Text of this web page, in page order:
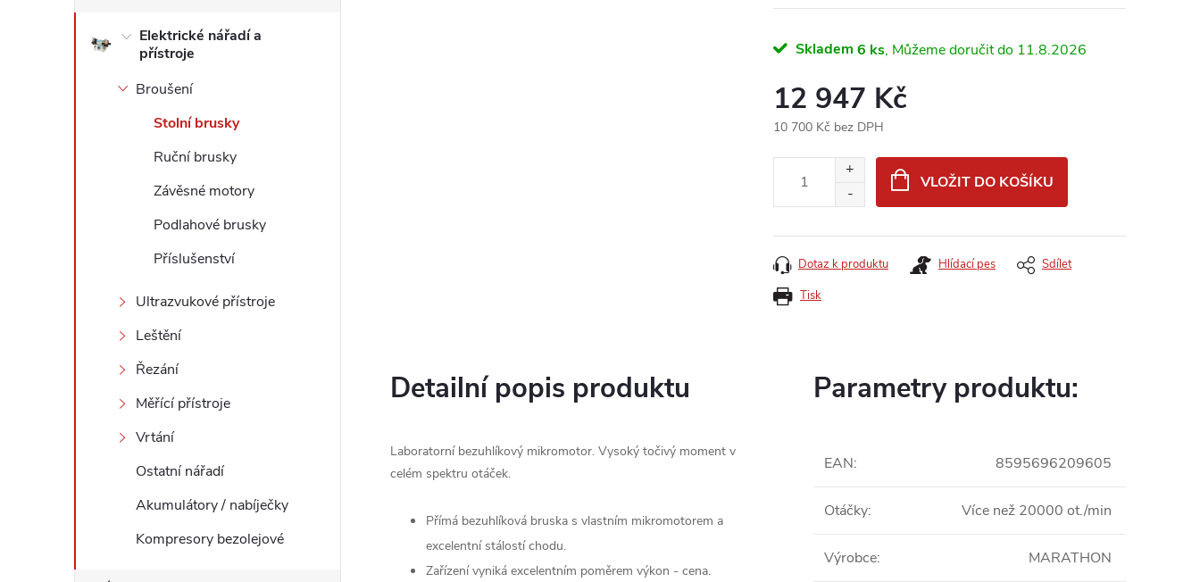
p
Elektrické nářadí a
přístroje
Broušení
Stolní brusky
Ruční brusky
Závěsné motory
Podlahové brusky
Příslušenství
Ultrazvukové přístroje
Leštění
Řezání
Měřící přístroje
Vrtání
Ostatní nářadí
Akumulátory / nabíječky
Kompresory bezolejové
Skladem 6 ks 11.8.2026
12 947 Kč
10 700 Kč bez DPH
VLOŽIT DO KOŠÍKU
Tisk
Dotaz k produktu Hlídací pes Sdílet
Detailní popis produktu
Laboratorní bezuhlíkový mikromotor. Vysoký točivý moment v
celém spektru otáček.
Přímá bezuhlíková bruska s vlastním mikromotorem a
excelentní stálostí chodu.
Zařízení vyniká excelentním poměrem výkon - cena.
Parametry produktu:
EAN: 8595696209605
Otáčky: Více než 20000 ot./min
Výrobce: MARATHON